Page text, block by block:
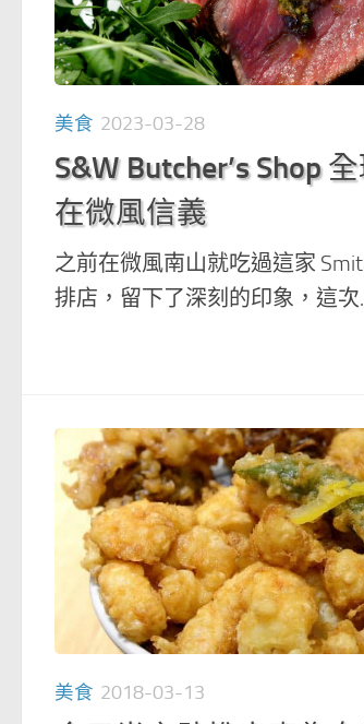
美食 2023-03-28
S&W Butcher’s Shop
在微風信義
之前在微風南山就吃過這家
排店，留下了深刻的印象，這次
美食 2018-03-13